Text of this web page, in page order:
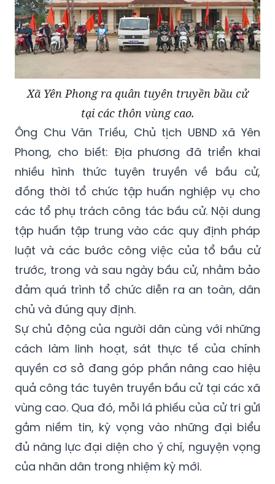
Xã Yên Phong ra quân tuyên truyền bầu cử
tại các thôn vùng cao.
Ông Chu Văn Triều, Chủ tịch UBND xã Yên
Phong, cho biết: Địa phương đã triển khai
nhiều hình thức tuyên truyền về bầu cử,
đồng thời tổ chức tập huấn nghiệp vụ cho
các tổ phụ trách công tác bầu cử. Nội dung
tập huấn tập trung vào các quy định pháp
luật và các bước công việc của tổ bầu cử
trước, trong và sau ngày bầu cử, nhằm bảo
đảm quá trình tổ chức diễn ra an toàn, dân
chủ và đúng quy định.
Sự chủ động của người dân cùng với những
cách làm linh hoạt, sát thực tế của chính
quyền cơ sở đang góp phần nâng cao hiệu
quả công tác tuyên truyền bầu cử tại các xã
vùng cao. Qua đó, mỗi lá phiếu của cử tri gửi
gắm niềm tin, kỳ vọng vào những đại biểu
đủ năng lực đại diện cho ý chí, nguyện vọng
của nhân dân trong nhiệm kỳ mới.